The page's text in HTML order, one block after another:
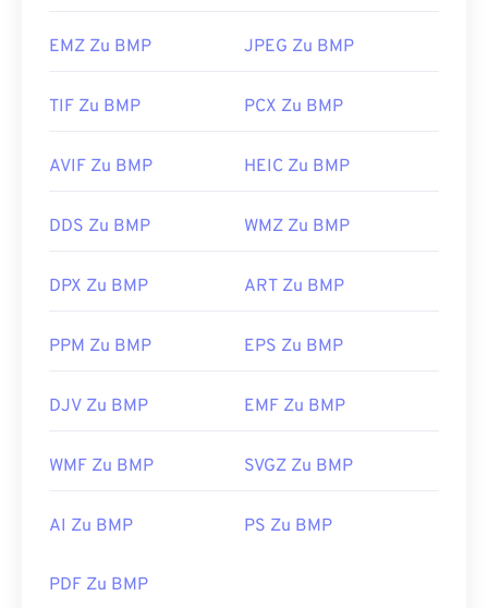
EMZ Zu BMP JPEG Zu BMP
TIF Zu BMP PCX Zu BMP
AVIF Zu BMP HEIC Zu BMP
DDS Zu BMP WMZ Zu BMP
DPX Zu BMP ART Zu BMP
PPM Zu BMP EPS Zu BMP
DJV Zu BMP EMF Zu BMP
WMF Zu BMP SVGZ Zu BMP
AI Zu BMP PS Zu BMP
PDF Zu BMP